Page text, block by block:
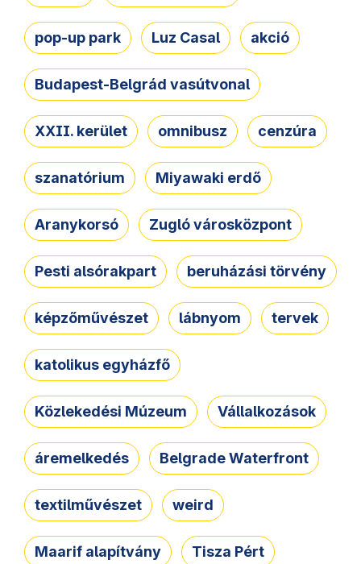
pop-up park Luz Casal akció
Budapest-Belgrád vasútvonal
XXII. kerület omnibusz cenzúra
szanatórium Miyawaki erdő
Aranykorsó Zugló városközpont
Pesti alsórakpart beruházási törvény
képzőművészet lábnyom tervek
katolikus egyházfő
Közlekedési Múzeum Vállalkozások
áremelkedés Belgrade Waterfront
textilművészet weird
Maarif alapítvány Tisza Pért